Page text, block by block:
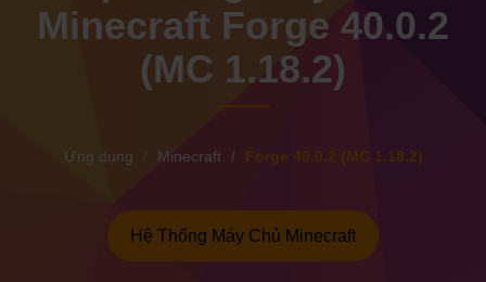
Minecraft Forge 40.0.2
(MC 1.18.2)
Ứng dụng Minecraft Forge 40.0.2 (MC 1.18.2)
Hệ Thống Máy Chủ Minecraft